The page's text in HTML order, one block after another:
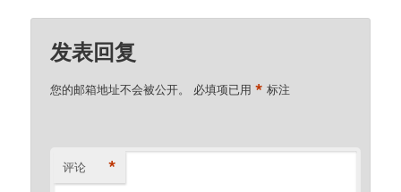
发表回复
您的邮箱地址不会被公开。 必填项已用* 标注
评论 *